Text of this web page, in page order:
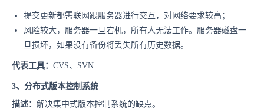
提交更新都需联网跟服务器进行交互，对网络要求较高；
风险较大，服务器一旦宕机，所有人无法工作。服务器磁盘一
旦损坏，如果没有备份将丢失所有历史数据。
代表工具： CVS、SVN
3、分布式版本控制系统
描述： 解决集中式版本控制系统的缺点。